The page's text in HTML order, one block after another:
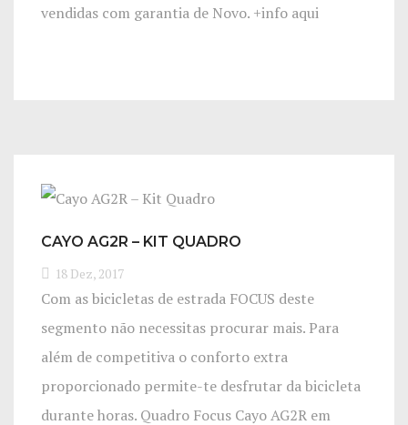
vendidas com garantia de Novo. +info aqui
CAYO AG2R – KIT QUADRO
18 Dez, 2017
Com as bicicletas de estrada FOCUS deste
segmento não necessitas procurar mais. Para
além de competitiva o conforto extra
proporcionado permite-te desfrutar da bicicleta
durante horas. Quadro Focus Cayo AG2R em